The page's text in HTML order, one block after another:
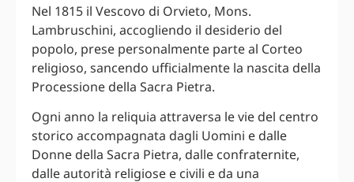
Nel 1815 il Vescovo di Orvieto, Mons.
Lambruschini, accogliendo il desiderio del
popolo, prese personalmente parte al Corteo
religioso, sancendo ufficialmente la nascita della
Processione della Sacra Pietra.
Ogni anno la reliquia attraversa le vie del centro
storico accompagnata dagli Uomini e dalle
Donne della Sacra Pietra, dalle confraternite,
dalle autorità religiose e civili e da una